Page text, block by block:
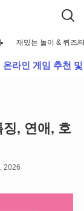
재밌는 놀이 & 퀴즈/
추천 및 재밌는
, 연애, 호
2026